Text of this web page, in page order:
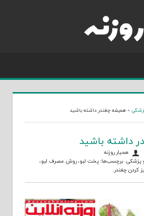
» همیشه چغندر داشته باشید
داشته باشید
همیار روزنه
پزشکی. برچسب‌ها:پخت لبو،روش مصرف لبو،
کردن چغندر.